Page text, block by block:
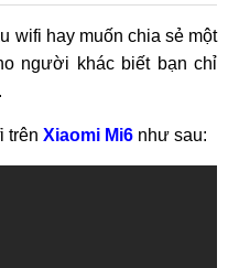
wifi hay muốn chia sẻ một
người khác biết bạn chỉ
trên Xiaomi Mi6 như sau: